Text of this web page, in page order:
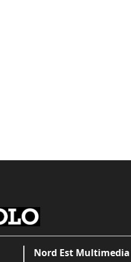
Nord Est Multimedia